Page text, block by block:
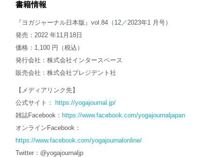
書籍情報
『ヨガジャーナル日本版』vol.84（12／2023年1 月号）
発売：2022 年11月18日
価格：1,100 円（税込）
発行会社：株式会社インタースペース
販売会社：株式会社プレジデント社
【メディアリンク先】
公式サイト： https://yogajournal.jp/
雑誌Facebook： https://www.facebook.com/yogajournaljapan
オンラインFacebook：
https://www.facebook.com/yogajournalonline/
Twitter：@yogajournaljp